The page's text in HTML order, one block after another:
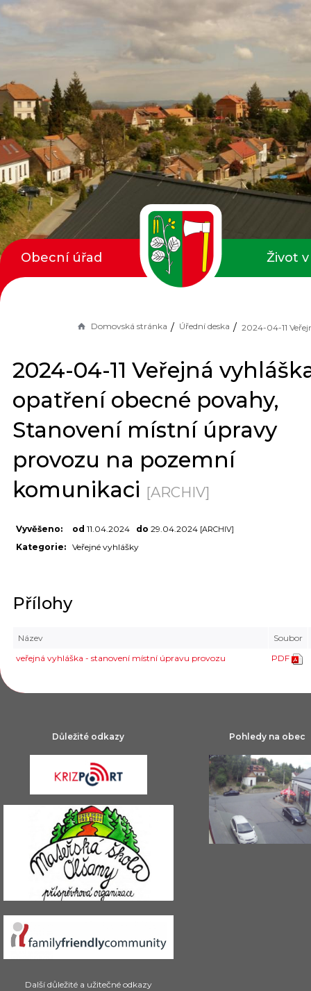
Domovská stránka Úřední deska
2024-04-11 Veřejná
opatření obecné povahy,
Stanovení místní úpravy
provozu na pozemní
komunikaci [ARCHIV]
Vyvěšeno: od 11.04.2024 do 29.04.2024 [ARCHIV]
Kategorie: Veřejné vyhlášky
Přílohy
Název
Soubor
veřejná vyhláška - stanovení místní úpravu provozu
PDF
Obecní úřad Život
Důležité odkazy
Další důležité a užitečné odkazy
Pohledy na obec